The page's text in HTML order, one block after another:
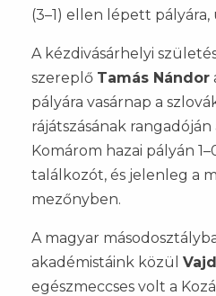
(3–1) ellen lépett
A kézdivásárhelyi
szereplő Tamás Nándor
pályára vasárnap a
rájátszásának
Komárom hazai pályán
találkozót, és jelenleg a
mezőnyben.
A magyar
akadémistáink közül
egészmeccses volt a